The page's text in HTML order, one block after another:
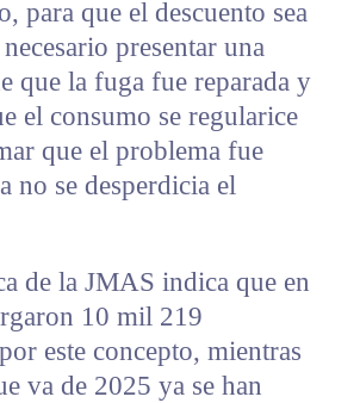
para que el descuento sea
presentar una
que la fuga fue reparada y
el consumo se regularice
que el problema fue
no se desperdicia el
de la JMAS indica que en
10 mil 219
este concepto, mientras
va de 2025 ya se han